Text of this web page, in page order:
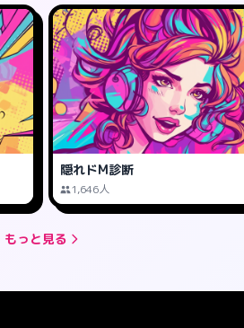
隠れドM診断
1,646人
もっと見る